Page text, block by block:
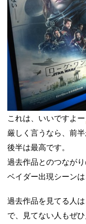
これは、いいですよー
厳しく言うなら、前
後半は最高です。
過去作品とのつなが
ベイダー出現シーン
過去作品を見てる人
で、見てない人もぜひ